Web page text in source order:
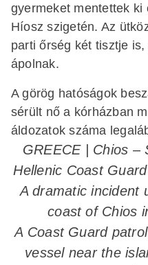
gyermeket mentettek
Híosz szigetén. Az
parti őrség két tisztje
ápolnak.
A görög hatóságok
sérült nő a kórházban
áldozatok száma
GREECE | Chios –
Hellenic Coast
A dramatic incident
coast of Chios
A Coast Guard
vessel near the